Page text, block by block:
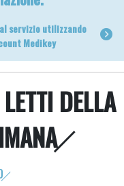
servizio utilizzando
Medikey
DELLA